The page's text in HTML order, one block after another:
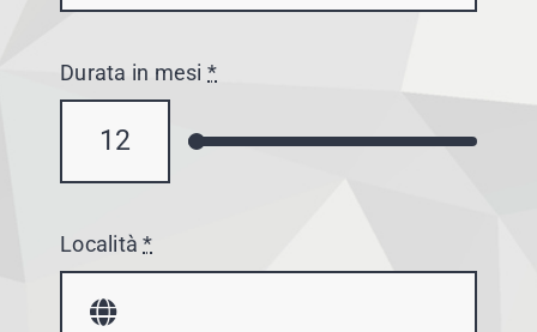
Durata in mesi*
Località*